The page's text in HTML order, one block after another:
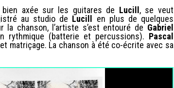
bien axée sur les guitares de Lucill , se veut
au studio de Lucill
en plus de quelques
la chanson, l’artiste s’est entouré de Gabriel
rythmique (batterie et percussions). Pascal
matriçage. La chanson à été co-écrite avec sa